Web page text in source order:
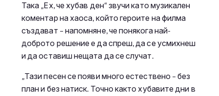
Така „Ех, че хубав ден“ звучи като музикален
коментар на хаоса, който героите на филма
създават – напомняне, че понякога най-
доброто решение е да спреш, да се усмихнеш
и да оставиш нещата да се случат.
„Тази песен се появи много естествено – без
план и без натиск. Точно както хубавите дни в